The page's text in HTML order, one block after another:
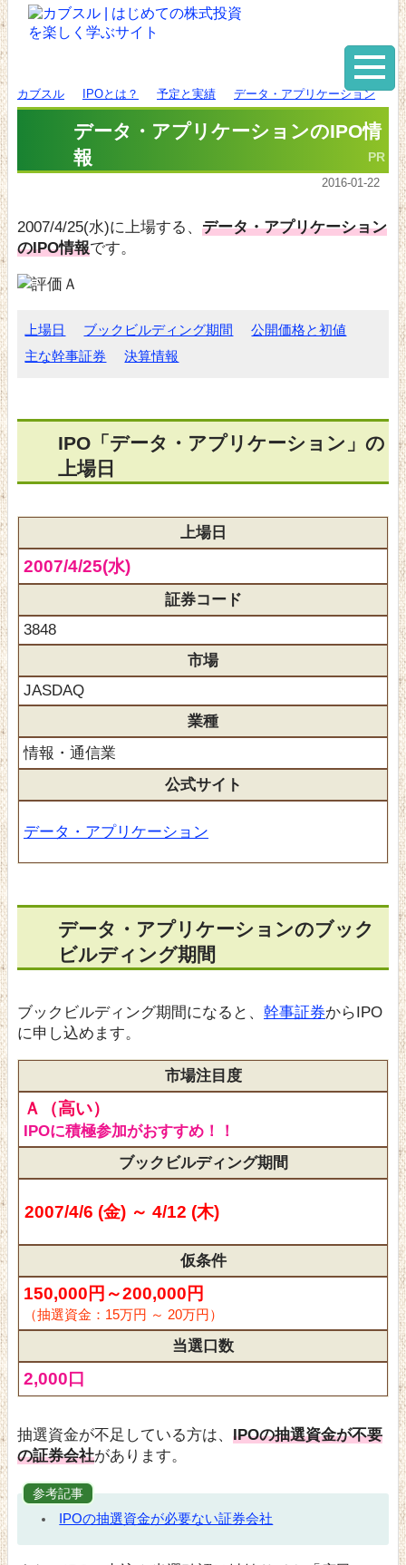
カブスル IPOとは？ 予定と実績 データ・アプリケーション
データ・アプリケーションのIPO情
報
2016-01-22
2007/4/25(水)に上場する、 データ・アプリケーション
のIPO情報です。
上場日 ブックビルディング期間
公開価格と初値
主な幹事証券
決算情報
IPO「データ・アプリケーション」の
上場日
上場日
2007/4/25(水)
証券コード
3848
市場
JASDAQ
業種
情報・通信業
公式サイト
データ・アプリケーション
データ・アプリケーションのブック
ビルディング期間
ブックビルディング期間になると、 幹事証券からIPO
に申し込めます。
市場注目度
Ａ（高い）
IPOに積極参加がおすすめ！！
ブックビルディング期間
2007/4/6 (金) ～ 4/12 (木)
仮条件
150,000円～200,000円
（抽選資金：15万円 ～ 20万円）
当選口数
2,000口
抽選資金が不足している方は、 IPOの抽選資金が不要
の証券会社があります。
参考記事
IPOの抽選資金が必要ない証券会社